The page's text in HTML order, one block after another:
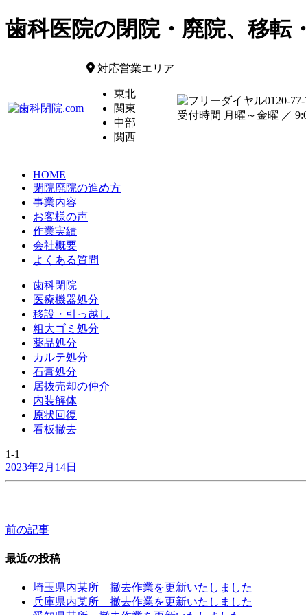
歯科医院の閉院・廃院、移転
対応営業エリア
東北
関東
中部
関西
0120-
受付時間 月曜～金曜 ／
HOME
閉院廃院の進め方
事業内容
お客様の声
作業実績
会社概要
よくある質問
歯科閉院
医療機器処分
移設・引っ越し
粗大ゴミ処分
薬品処分
カルテ処分
石膏処分
居抜売却の仲介
内装解体
原状回復
看板撤去
1-1
2023年2月14日
投
稿
前の記事
最近の投稿
埼玉県内某所 撤去作業を更新いたしました
兵庫県内某所 撤去作業を更新いたしました